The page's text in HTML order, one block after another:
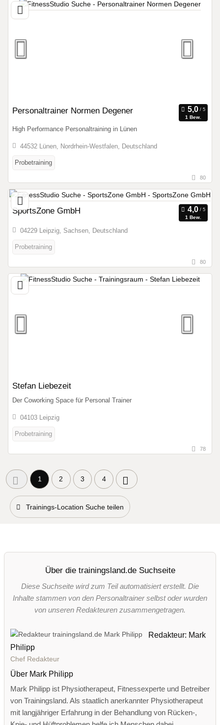
Personaltrainer Normen Degener
1 Bew.
High Performance Personaltraining in Lünen
44532 Lünen, Nordrhein-Westfalen, Deutschland
Probetraining
80
SportsZone GmbH
1 Bew.
04229 Leipzig, Sachsen, Deutschland
Probetraining
80
Stefan Liebezeit
Der Coworking Space für Personal Trainer
04103 Leipzig
Probetraining
78
1 2 3 4
Trainings-Location Suche teilen
Über die trainingsland.de Suchseite
Diese Suchseite wird zum Teil automatisiert erstellt. Die
Inhalte stammen von den Personaltrainer selbst oder wurden
von unseren Redakteuren zusammengetragen.
Redakteur: Mark
Philipp
Chef Redakteur
Über Mark Philipp
Mark Philipp ist Physiotherapeut, Fitnessexperte und Betreiber
von Trainingsland. Als staatlich anerkannter Physiotherapeut
mit langjähriger Erfahrung in der Behandlung von Rücken-,